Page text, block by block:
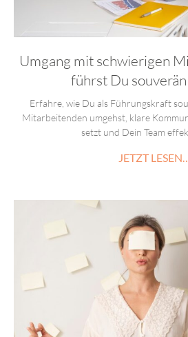
Umgang mit schwierigen
führst Du
Erfahre, wie Du als Führungskraft
Mitarbeitenden umgehst, klare
setzt und Dein Team
JETZT